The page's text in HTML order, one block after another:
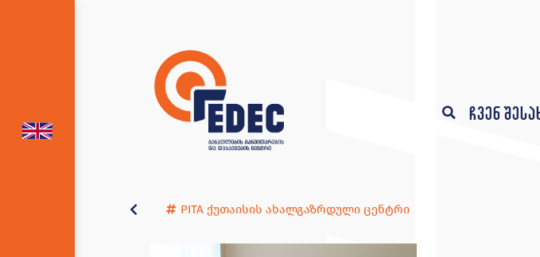
ჩვენ
PITA ქუთაისის ახალგაზრდული ცენტრი